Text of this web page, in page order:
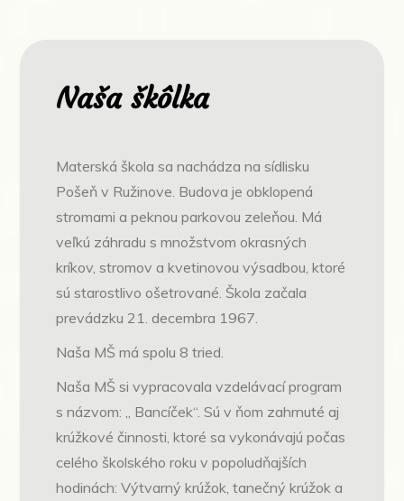
Naša škôlka
Materská škola sa nachádza na sídlisku
Pošeň v Ružinove. Budova je obklopená
stromami a peknou parkovou zeleňou. Má
veľkú záhradu s množstvom okrasných
kríkov, stromov a kvetinovou výsadbou, ktoré
sú starostlivo ošetrované. Škola začala
prevádzku 21. decembra 1967.
Naša MŠ má spolu 8 tried.
Naša MŠ si vypracovala vzdelávací program
s názvom: ,, Bancíček“. Sú v ňom zahrnuté aj
krúžkové činnosti, ktoré sa vykonávajú počas
celého školského roku v popoludňajších
hodinách: Výtvarný krúžok, tanečný krúžok a